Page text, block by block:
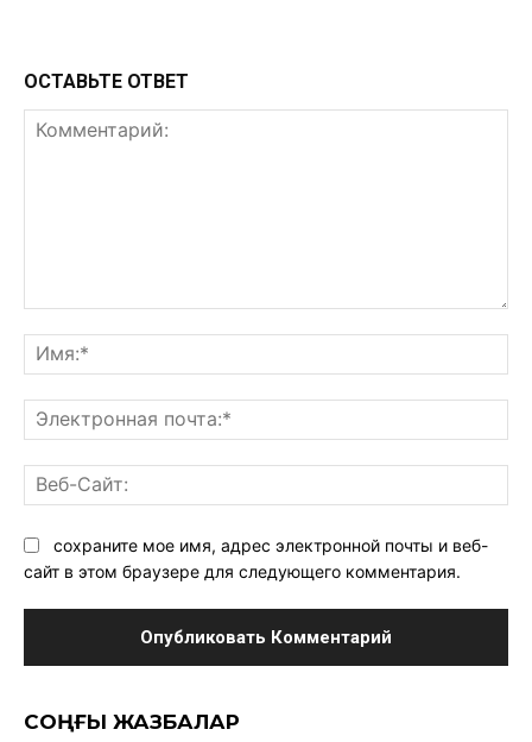
ОСТАВЬТЕ ОТВЕТ
сохраните мое имя, адрес электронной почты и веб-
сайт в этом браузере для следующего комментария.
CОҢҒЫ ЖАЗБАЛАР